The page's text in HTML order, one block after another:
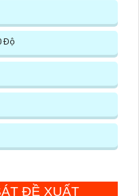
Độ
ĐỀ XUẤT